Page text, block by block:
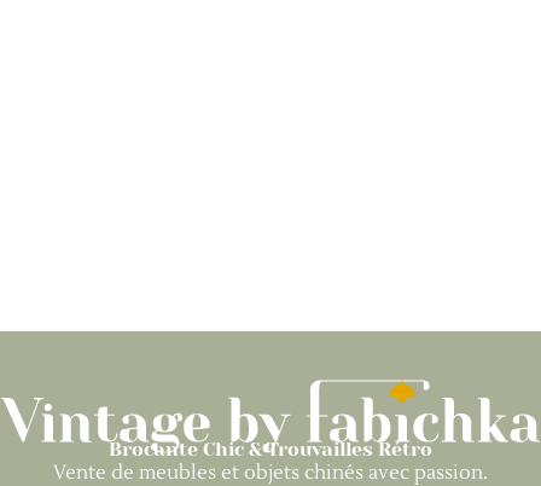
Brocante Chic & Trouvailles Rétro
Vente de meubles et objets chinés avec passion.